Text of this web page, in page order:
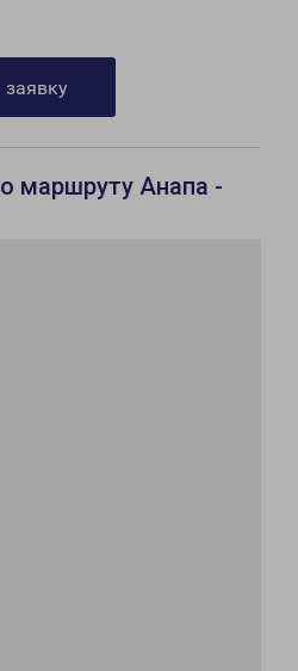
маршруту Анапа -